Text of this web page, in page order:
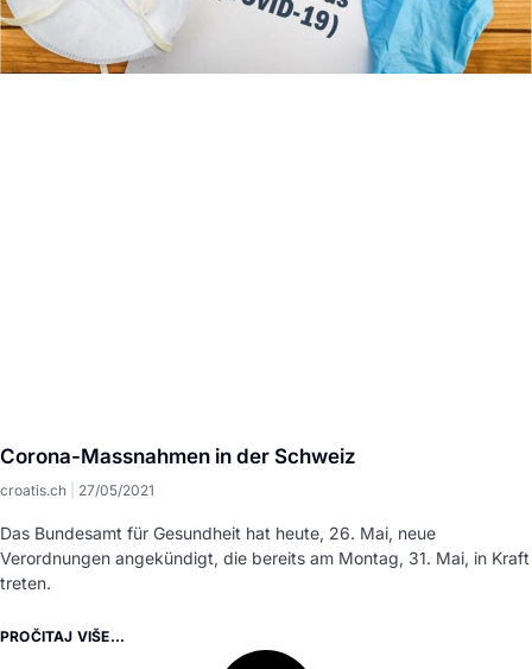
Corona-Massnahmen in der Schweiz
croatis.ch 27/05/2021
Das Bundesamt für Gesundheit hat heute, 26. Mai, neue
Verordnungen angekündigt, die bereits am Montag, 31. Mai, in Kraft
treten.
PROČITAJ VIŠE...